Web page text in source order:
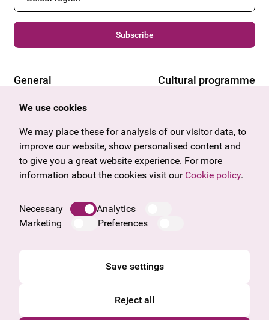
Subscribe
General
Offers & News
Gift voucher
Frequently asked questions
Legal notice
Data protection information
Cultural programme
Vorarlberg
Burgenland
Salzburg
Upper Austria
We use cookies
We may place these for analysis of our visitor data, to
improve our website, show personalised content and
to give you a great website experience. For more
information about the cookies visit our Cookie policy.
Necessary
Analytics
Marketing
Preferences
Save settings
Reject all